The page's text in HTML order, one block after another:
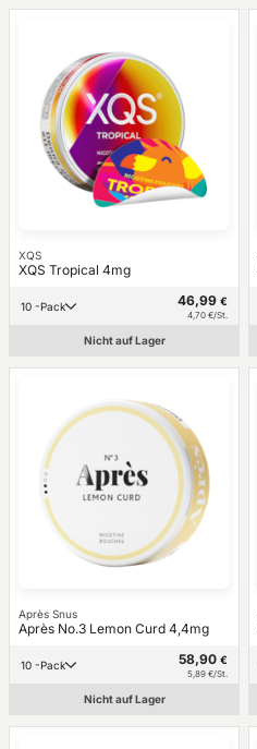
XQS
XQS Tropical 4mg
10 -Pack 46,99 €
4,70 €/St.
Nicht auf Lager
Après Snus
Après No.3 Lemon Curd 4,4mg
10 -Pack 58,90 €
5,89 €/St.
Nicht auf Lager